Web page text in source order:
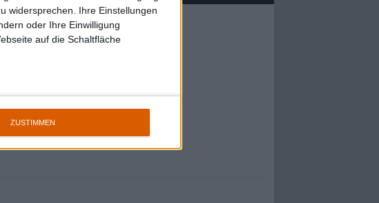
widersprechen. Ihre Einstellungen
oder Ihre Einwilligung
auf die Schaltfläche
ZUSTIMMEN